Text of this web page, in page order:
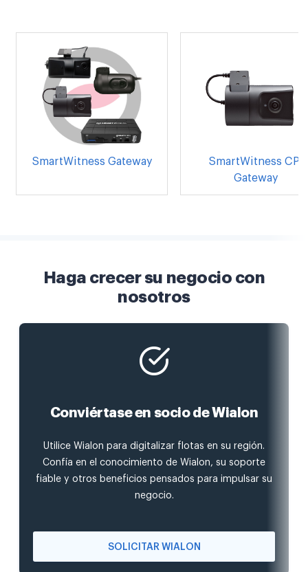
SmartWitness Gateway
SmartWitness CP1
Gateway
Haga crecer su negocio con
nosotros
Conviértase en socio de Wialon
Utilice Wialon para digitalizar flotas en su región.
Confía en el conocimiento de Wialon, su soporte
fiable y otros beneficios pensados para impulsar su
negocio.
SOLICITAR WIALON